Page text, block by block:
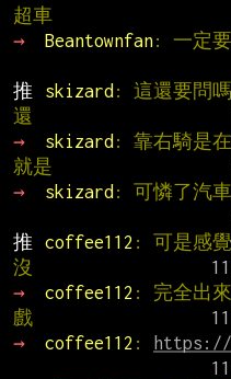
超車
→
Beantownfan: 一定要
推
skizard : 這還要問
還
→
skizard : 靠右騎是
就是
→
skizard : 可憐了汽
推
coffee112 : 可是感
沒
→
coffee112 : 完全出
戲
→
coffee112 :
https://